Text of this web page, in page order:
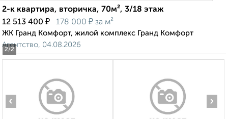
2/2
2-к квартира, вторичка, 70м², 3/18 этаж
12 513 400 ₽ 178 000 ₽ за м²
ЖК Гранд Комфорт, жилой комплекс Гранд Комфорт
Агентство, 04.08.2026
‹ ›